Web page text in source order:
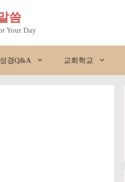
씀
Your Day
성경Q&A 교회학교